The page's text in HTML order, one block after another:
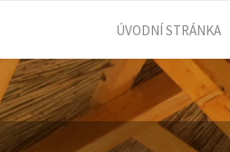
Skip
content
ÚVODNÍ STRÁNKA